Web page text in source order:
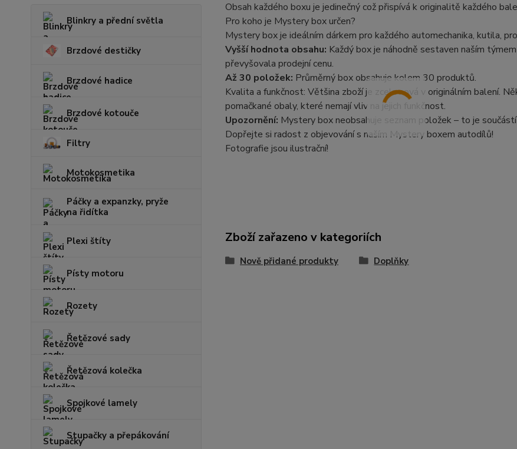
Blinkry a přední světla
Brzdové destičky
Brzdové hadice
Brzdové kotouče
Filtry
Motokosmetika
Páčky a expanzky, pryže
na řidítka
Plexi štíty
Písty motoru
Rozety
Řetězové sady
Řetězová kolečka
Spojkové lamely
Stupačky a přepákování
Obsah každého boxu je jedinečný což přispívá k originalitě každého
Pro koho je Mystery box určen?
Mystery box je ideálním dárkem pro každého automechanika, kutila,
Vyšší hodnota obsahu: Každý box je náhodně sestaven naším
převyšovala prodejní cenu.
Až 30 položek: Průměrný box obsahuje kolem 30 produktů.
Kvalita a funkčnost: Většina zboží je zcela nová v originálním balení.
pomačkané obaly, které nemají vliv na jejich funkčnost.
Upozornění: Mystery box neobsahuje seznam položek – to je
Dopřejte si radost z objevování s naším Mystery boxem autodílů!
Fotografie jsou ilustrační!
Zboží zařazeno v kategoriích
Nově přidané produkty Doplňky